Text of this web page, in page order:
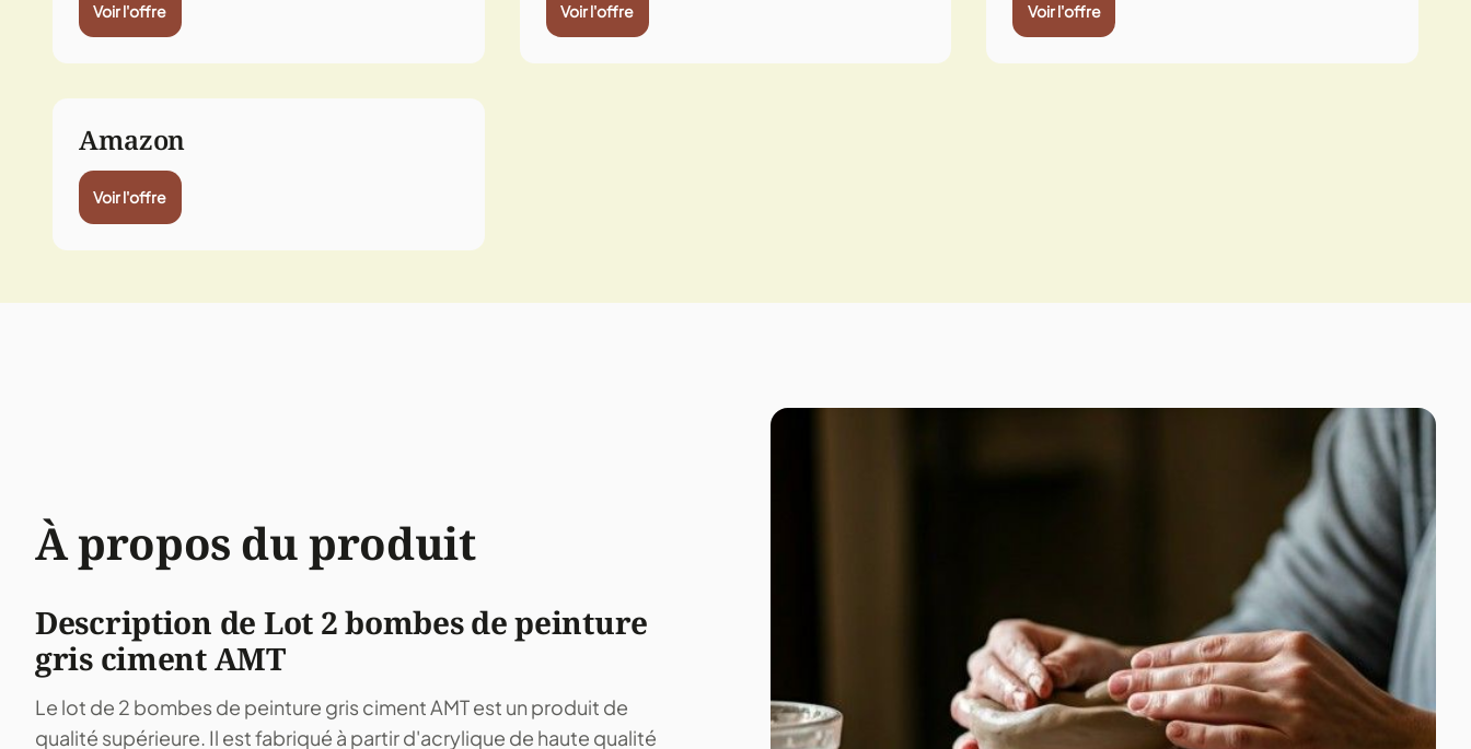
Voir l'offre Voir l'offre Voir l'offre
Amazon
Voir l'offre
À propos du produit
Description de Lot 2 bombes de peinture
gris ciment AMT
Le lot de 2 bombes de peinture gris ciment AMT est un produit de
qualité supérieure. Il est fabriqué à partir d'acrylique de haute qualité